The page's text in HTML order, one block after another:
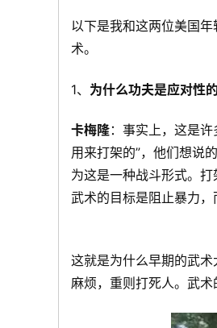
以下是我和这两位美国
术。
1、 为什么功夫是应对性
卡梅隆：事实上，这是
用来打架的”，他们想说
为这是一种战斗形式。
武术的目标是阻止暴力，
这就是为什么早期的武
麻烦，重则打死人。武